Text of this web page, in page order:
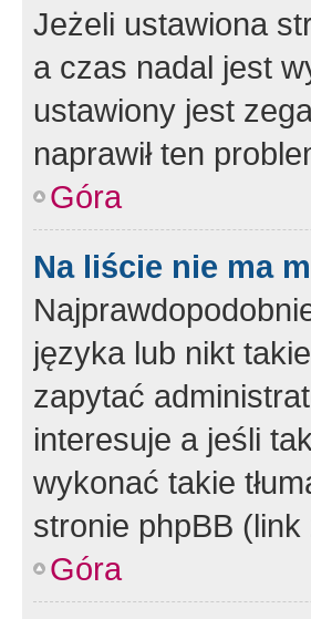
Jeżeli ustawiona
a czas nadal jest
ustawiony jest
naprawił ten
Góra
Na liście nie ma
języka lub nikt
zapytać
interesuje a jeśli
wykonać takie
stronie phpBB
Góra